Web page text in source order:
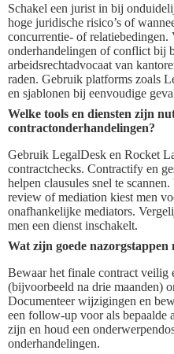
Schakel een jurist in bij
hoge juridische risico’s of
concurrentie- of relatiebedingen.
onderhandelingen of conflict bij
arbeidsrechtadvocaat van
raden. Gebruik platforms zoals
en sjablonen bij eenvoudige
Welke tools en diensten zijn
contractonderhandelingen?
Gebruik LegalDesk en Rocket
contractchecks. Contractify en
helpen clausules snel te
review of mediation kiest men
onafhankelijke mediators.
men een dienst inschakelt.
Wat zijn goede
Bewaar het finale contract veilig
(bijvoorbeeld na drie maanden)
Documenteer wijzigingen en
een follow-up voor als bepaalde
zijn en houd een
onderhandelingen.